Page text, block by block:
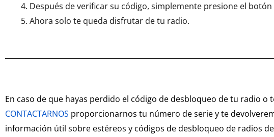
Después de verificar su código, simplemente presione el
Ahora solo te queda disfrutar de tu radio.
En caso de que hayas perdido el código de desbloqueo de tu radio
CONTACTARNOS proporcionarnos tu número de serie y te
información útil sobre estéreos y códigos de desbloqueo de radios